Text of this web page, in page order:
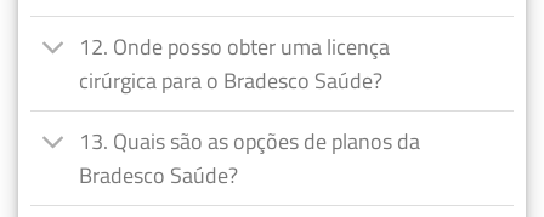
12. Onde posso obter uma licença
cirúrgica para o Bradesco Saúde?
13. Quais são as opções de planos da
Bradesco Saúde?